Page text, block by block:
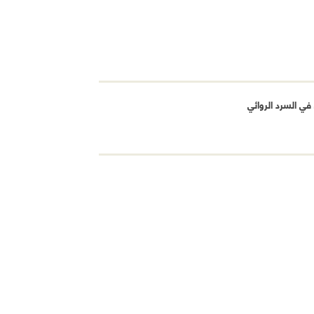
السرد الروائي